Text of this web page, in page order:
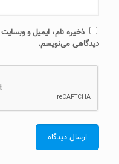
ذخیره نام، ایمیل و
دیدگاهی می‌نویسم.